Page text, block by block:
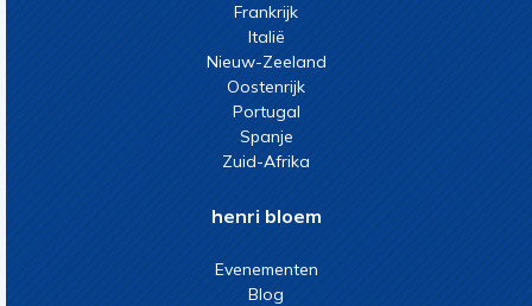
Frankrijk
Italië
Nieuw-Zeeland
Oostenrijk
Portugal
Spanje
Zuid-Afrika
henri bloem
Evenementen
Blog